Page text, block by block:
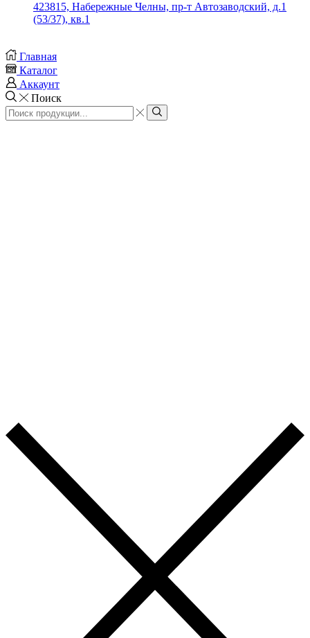
423815, Набережные Челны, пр-т Автозаводский, д.1
(53/37), кв.1
Главная
Каталог
Аккаунт
Поиск
Search
input
Search